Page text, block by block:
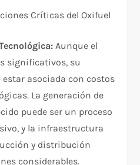
Críticas del Oxifuel
Aunque el
significativos, su
asociada con costos
La generación de
puede ser un proceso
y la infraestructura
y distribución
considerables.